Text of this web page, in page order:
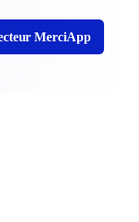
MerciApp